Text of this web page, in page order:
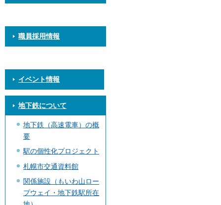
職員採用情報
イベント情報
地下鉄について
地下鉄（高速電車）の概
要
駅の個性化プロジェクト
札幌市交通資料館
関係施設（もいわ山ロー
プウェイ・地下鉄駅所在